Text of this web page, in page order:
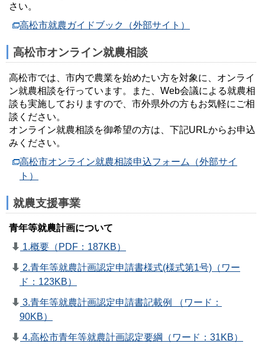
さい。
高松市就農ガイドブック（外部サイト）
高松市オンライン就農相談
高松市では、市内で農業を始めたい方を対象に、オンライ
ン就農相談を行っています。また、Web会議による就農相
談も実施しておりますので、市外県外の方もお気軽にご相
談ください。
オンライン就農相談を御希望の方は、下記URLからお申込
みください。
高松市オンライン就農相談申込フォーム（外部サイ
ト）
就農支援事業
青年等就農計画について
1.概要（PDF：187KB）
2.青年等就農計画認定申請書様式(様式第1号)（ワー
ド：123KB）
3.青年等就農計画認定申請書記載例 （ワード：
90KB）
4.高松市青年等就農計画認定要綱（ワード：31KB）